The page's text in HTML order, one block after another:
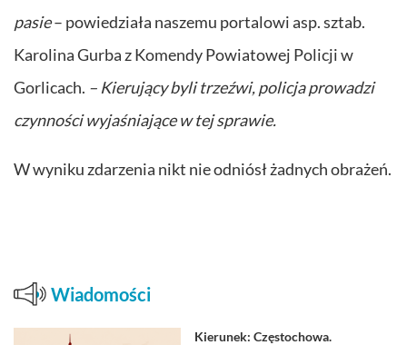
pasie– powiedziała naszemu portalowi asp. sztab.
Karolina Gurba z Komendy Powiatowej Policji w
Gorlicach. – Kierujący byli trzeźwi, policja prowadzi
czynności wyjaśniające w tej sprawie.
W wyniku zdarzenia nikt nie odniósł żadnych obrażeń.
Wiadomości
Kierunek: Częstochowa.